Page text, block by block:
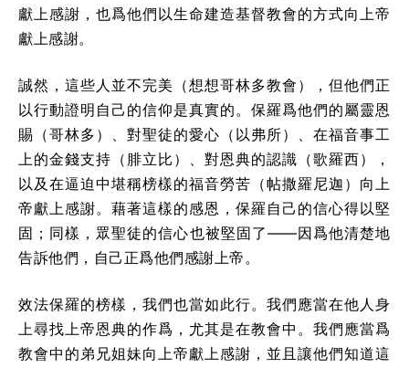
獻上感謝，也爲他們以生命建造基督教會的方式向上帝
獻上感謝。
誠然，這些人並不完美（想想哥林多教會），但他們正
以行動證明自己的信仰是真實的。保羅爲他們的屬靈恩
賜（哥林多）、對聖徒的愛心（以弗所）、在福音事工
上的金錢支持（腓立比）、對恩典的認識（歌羅西），
以及在逼迫中堪稱榜樣的福音勞苦（帖撒羅尼迦）向上
帝獻上感謝。藉著這樣的感恩，保羅自己的信心得以堅
固；同樣，眾聖徒的信心也被堅固了——因爲他清楚地
告訴他們，自己正爲他們感謝上帝。
效法保羅的榜樣，我們也當如此行。我們應當在他人身
上尋找上帝恩典的作爲，尤其是在教會中。我們應當爲
教會中的弟兄姐妹向上帝獻上感謝，並且讓他們知道這